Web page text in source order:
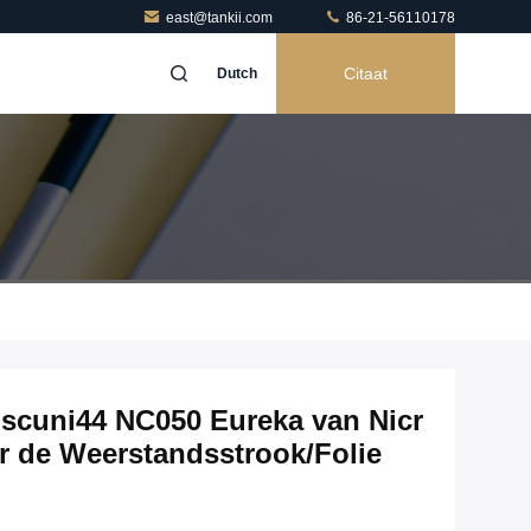
east@tankii.com 86-21-56110178
Dutch Citaat
NC050 Eureka van Nicr
de Weerstandsstrook/Folie